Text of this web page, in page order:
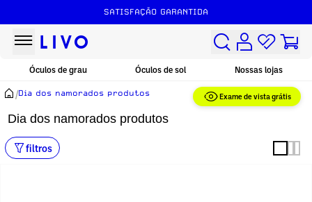
SATISFAÇÃO GARANTIDA
Exame de vista grátis
Óculos de grau Óculos de sol Nossas lojas
Dia dos namorados produtos
/Dia dos namorados produtos
filtros